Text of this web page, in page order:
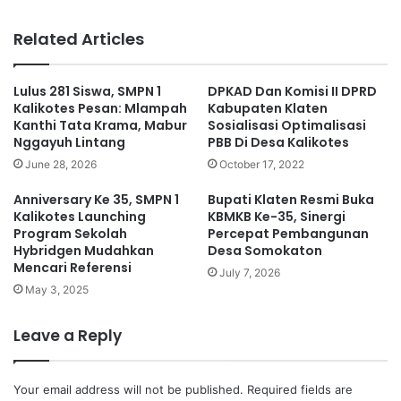
Related Articles
Lulus 281 Siswa, SMPN 1
Kalikotes Pesan: Mlampah
Kanthi Tata Krama, Mabur
Nggayuh Lintang
June 28, 2026
DPKAD Dan Komisi II DPRD
Kabupaten Klaten
Sosialisasi Optimalisasi
PBB Di Desa Kalikotes
October 17, 2022
Anniversary Ke 35, SMPN 1
Kalikotes Launching
Program Sekolah
Hybridgen Mudahkan
Mencari Referensi
May 3, 2025
Bupati Klaten Resmi Buka
KBMKB Ke-35, Sinergi
Percepat Pembangunan
Desa Somokaton
July 7, 2026
Leave a Reply
Your email address will not be published. Required fields are